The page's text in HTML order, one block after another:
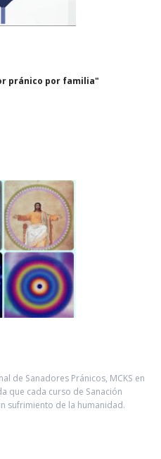
pránico por familia"
de Sanadores Pránicos, MCKS en
que cada curso de Sanación
sufrimiento de la humanidad.